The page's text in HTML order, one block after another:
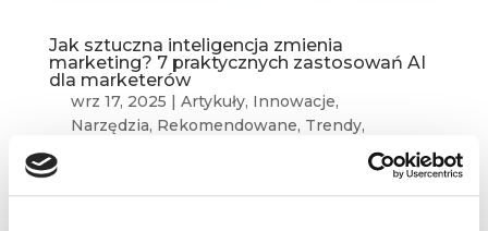
Jak sztuczna inteligencja zmienia
marketing? 7 praktycznych zastosowań AI
dla marketerów
wrz 17, 2025 Artykuły, Innowacje,
Narzędzia, Rekomendowane, Trendy,
Jak sztuczna inteligencja zmienia marketing? 7